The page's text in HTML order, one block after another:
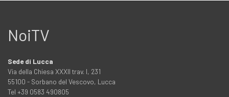
NoiTV
Sede di Lucca
Via della Chiesa XXXII trav. I, 231
55100 - Sorbano del Vescovo, Lucca
Tel +39 0583 490805